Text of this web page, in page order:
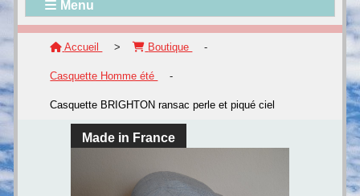
Menu
Accueil > Boutique -
Casquette Homme été -
Casquette BRIGHTON ransac perle et piqué ciel
Made in France